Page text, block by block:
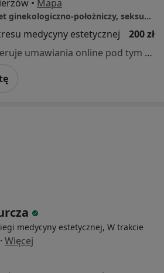
• Mapa
ONA & ON - gabinet ginekologiczno-położniczy, seksuologiczny i medycyny estetycznej
medycyny estetycznej
200 zł
Specjalista nie oferuje umawiania online pod tym adresem.
medycyny estetycznej, W trakcie
· Więcej